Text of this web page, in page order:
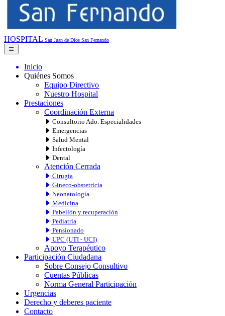
HOSPITAL San Juan de Dios San Fernando
Inicio
Quiénes Somos
Equipo Directivo
Nuestro Hospital
Prestaciones
Coordinación Externa
Consultorio Ado. Especialidades
Emergencias
Salud Mental
Infectología
Dental
Atención Cerrada
Cirugía
Gineco-obstetricia
Neonatología
Medicina
Pabellón y recuperación
Pediatría
Pensionado
UPC (UTI - UCI)
Apoyo Terapéutico
Participación Ciudadana
Sobre Consejo Consultivo
Cuentas Públicas
Norma General Participación
Urgencias
Derecho y deberes paciente
Contacto